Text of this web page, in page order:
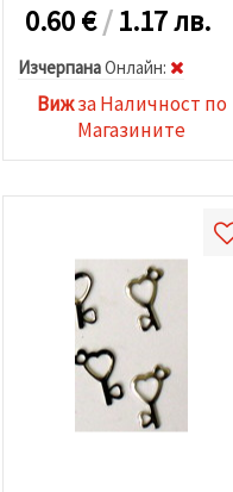
0.60€/1.17 лв.
ИзчерпанаOнлайн:
Вижза Наличност по
Магазините